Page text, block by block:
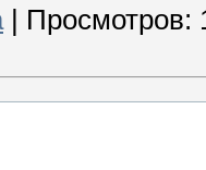
| Просмотров: